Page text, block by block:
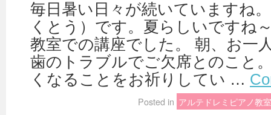
毎日暑い日々が続いていますね
くとう）です。夏らしいですね
教室での講座でした。 朝、お一
歯のトラブルでご欠席とのこと
くなることをお祈りしてい …
Posted in アルテドレミピアノ教室